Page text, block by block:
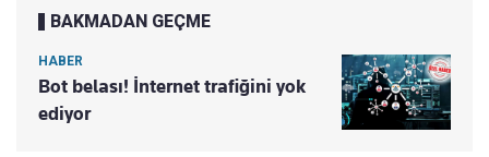
BAKMADAN GEÇME
HABER
Bot belası! İnternet trafiğini yok
ediyor